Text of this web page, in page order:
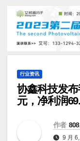
行业资讯
协鑫科技发
元，净利润
作者
9 月